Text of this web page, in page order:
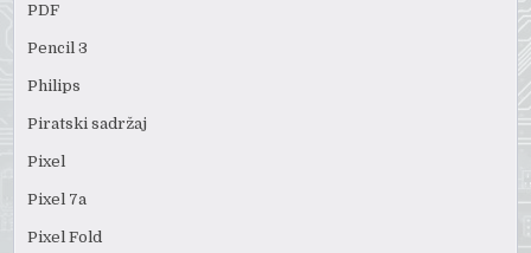
PDF
Pencil 3
Philips
Piratski sadržaj
Pixel
Pixel 7a
Pixel Fold